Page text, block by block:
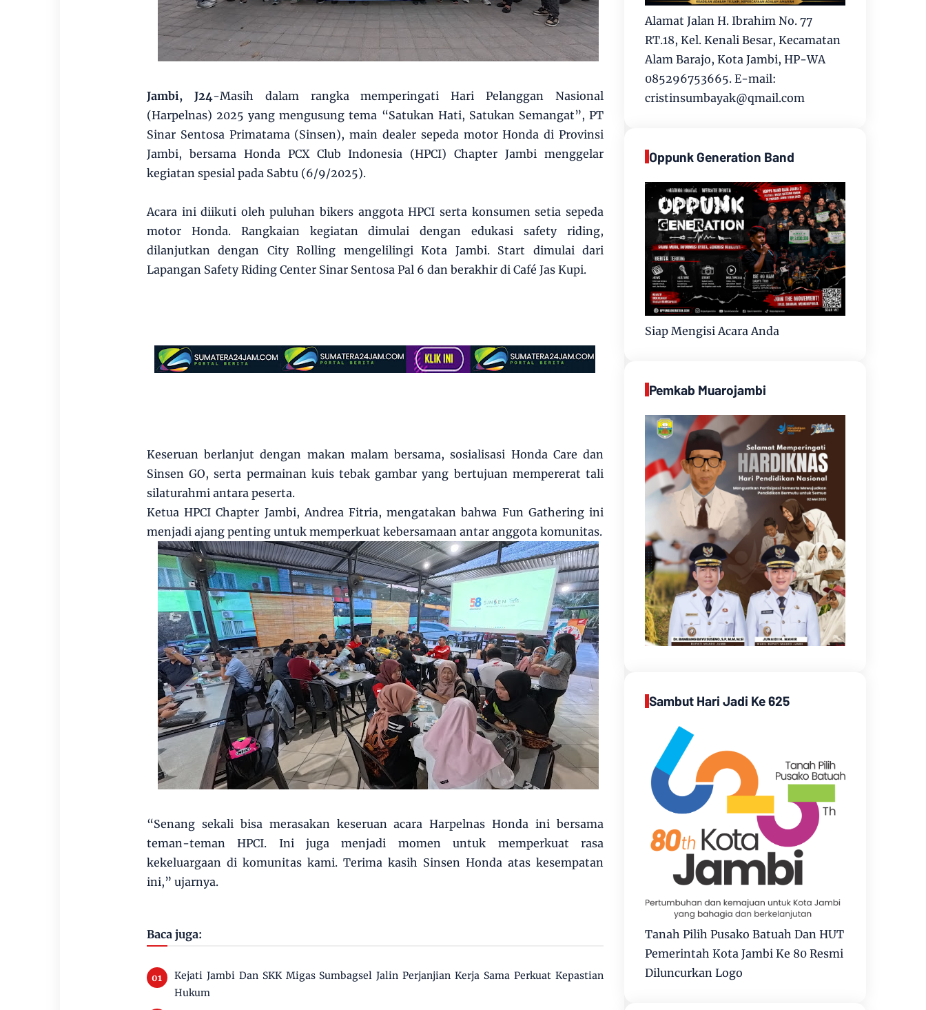
Jambi, J24-Masih dalam rangka memperingati Hari Pelanggan Nasional
(Harpelnas) 2025 yang mengusung tema “Satukan Hati, Satukan Semangat”, PT
Sinar Sentosa Primatama (Sinsen), main dealer sepeda motor Honda di Provinsi
Jambi, bersama Honda PCX Club Indonesia (HPCI) Chapter Jambi menggelar
kegiatan spesial pada Sabtu (6/9/2025).
Acara ini diikuti oleh puluhan bikers anggota HPCI serta konsumen setia sepeda
motor Honda. Rangkaian kegiatan dimulai dengan edukasi safety riding,
dilanjutkan dengan City Rolling mengelilingi Kota Jambi. Start dimulai dari
Lapangan Safety Riding Center Sinar Sentosa Pal 6 dan berakhir di Café Jas Kupi.
Keseruan berlanjut dengan makan malam bersama, sosialisasi Honda Care dan
Sinsen GO, serta permainan kuis tebak gambar yang bertujuan mempererat tali
silaturahmi antara peserta.
Ketua HPCI Chapter Jambi, Andrea Fitria, mengatakan bahwa Fun Gathering ini
menjadi ajang penting untuk memperkuat kebersamaan antar anggota komunitas.
“Senang sekali bisa merasakan keseruan acara Harpelnas Honda ini bersama
teman-teman HPCI. Ini juga menjadi momen untuk memperkuat rasa
kekeluargaan di komunitas kami. Terima kasih Sinsen Honda atas kesempatan
ini,” ujarnya.
Baca juga:
Kejati Jambi Dan SKK Migas Sumbagsel Jalin Perjanjian Kerja Sama Perkuat Kepastian
Hukum
Alamat Jalan H. Ibrahim No. 77
RT.18, Kel. Kenali Besar, Kecamatan
Alam Barajo, Kota Jambi, HP-WA
085296753665. E-mail:
cristinsumbayak@qmail.com
Oppunk Generation Band
Siap Mengisi Acara Anda
Pemkab Muarojambi
Sambut Hari Jadi Ke 625
Tanah Pilih Pusako Batuah Dan HUT
Pemerintah Kota Jambi Ke 80 Resmi
Diluncurkan Logo